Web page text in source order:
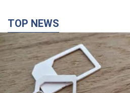
Мобільні оператори
межі", але якість зв'язку
скаржитись на ціни
Чому ціни на мобільний зв'язок
поліпшити якість інтернету на
2 години тому 10,7 т.